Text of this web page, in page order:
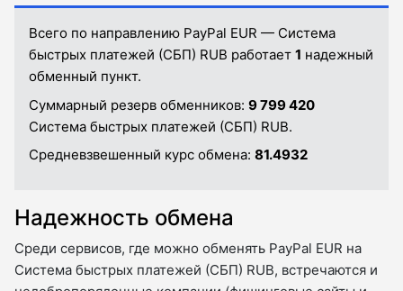
Всего по направлению PayPal EUR — Система
быстрых платежей (СБП) RUB работает 1 надежный
обменный пункт.
Суммарный резерв обменников: 9 799 420
Система быстрых платежей (СБП) RUB.
Средневзвешенный курс обмена: 81.4932
Надежность обмена
Среди сервисов, где можно обменять PayPal EUR на
Система быстрых платежей (СБП) RUB, встречаются и